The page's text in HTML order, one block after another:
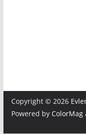
Copyright © 2026
Powered by ColorMag